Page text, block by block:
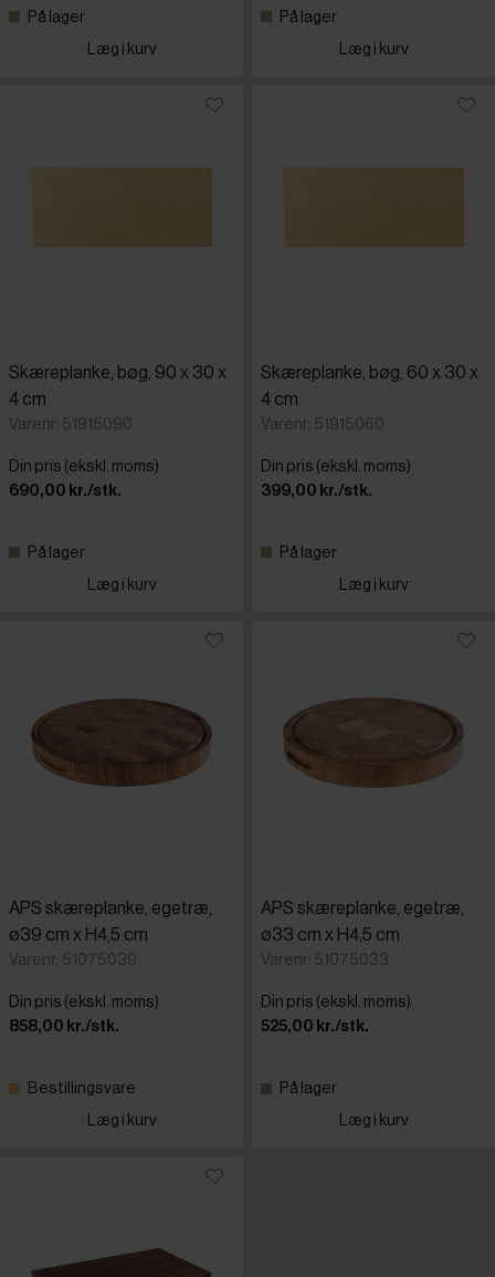
På lager
Læg i kurv
På lager
Læg i kurv
Skæreplanke, bøg, 90 x 30 x
4 cm
Varenr: 51915090
Din pris (ekskl. moms)
690,00 kr./stk.
På lager
Læg i kurv
Skæreplanke, bøg, 60 x 30 x
4 cm
Varenr: 51915060
Din pris (ekskl. moms)
399,00 kr./stk.
På lager
Læg i kurv
APS skæreplanke, egetræ,
ø39 cm x H4,5 cm
Varenr: 51075039
Din pris (ekskl. moms)
858,00 kr./stk.
Bestillingsvare
Læg i kurv
APS skæreplanke, egetræ,
ø33 cm x H4,5 cm
Varenr: 51075033
Din pris (ekskl. moms)
525,00 kr./stk.
På lager
Læg i kurv